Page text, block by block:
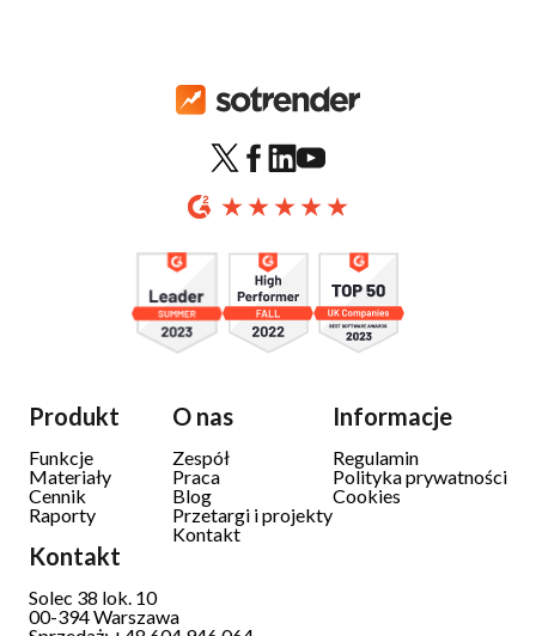
Produkt
Funkcje
Materiały
Cennik
Raporty
O nas
Zespół
Praca
Blog
Przetargi i projekty
Kontakt
Informacje
Regulamin
Polityka prywatności
Cookies
Kontakt
Solec 38 lok. 10
00-394 Warszawa